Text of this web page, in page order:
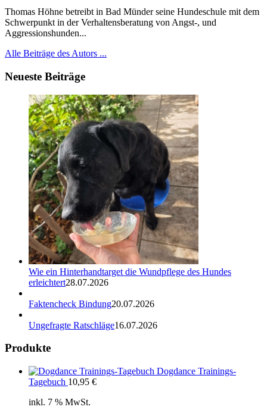
Thomas Höhne betreibt in Bad Münder seine Hundeschule mit dem
Schwerpunkt in der Verhaltensberatung von Angst-, und
Aggressionshunden...
Alle Beiträge des Autors ...
Neueste Beiträge
Wie ein Hinterhandtarget die Wundpflege des Hundes
erleichtert28.07.2026
Faktencheck Bindung20.07.2026
Ungefragte Ratschläge16.07.2026
Produkte
Dogdance Trainings-
Tagebuch 10,95 €
inkl. 7 % MwSt.